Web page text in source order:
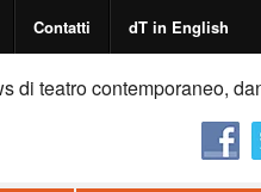
Contatti dT in English
di teatro contemporaneo,